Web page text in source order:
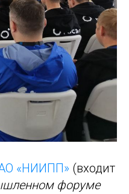
«НИИПП» (входит
форуме